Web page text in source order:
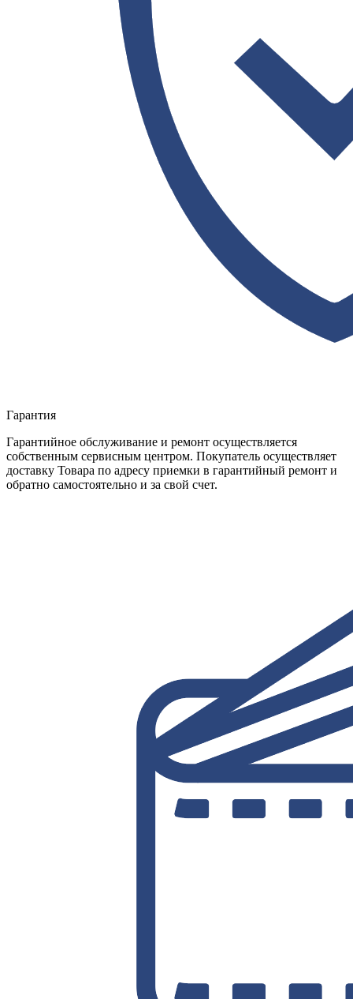
Гарантия
Гарантийное обслуживание и ремонт осуществляется
собственным сервисным центром. Покупатель осуществляет
доставку Товара по адресу приемки в гарантийный ремонт и
обратно самостоятельно и за свой счет.